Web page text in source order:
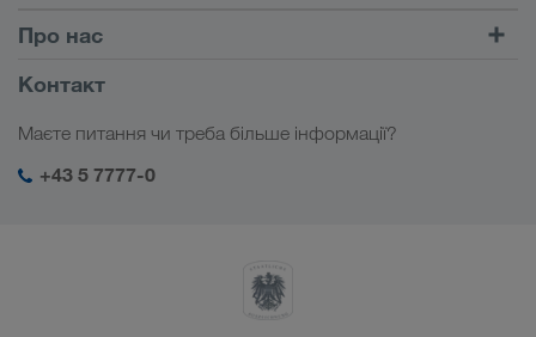
Знайти вантаж на
LOADS TODAY
Дізнатися більше
Увійти в обліковий запис
Про нас
Інформація про фірму
Менеджмент SHEQ
Контакт
Маєте питання чи треба більше інформації?
+43 5 7777-0